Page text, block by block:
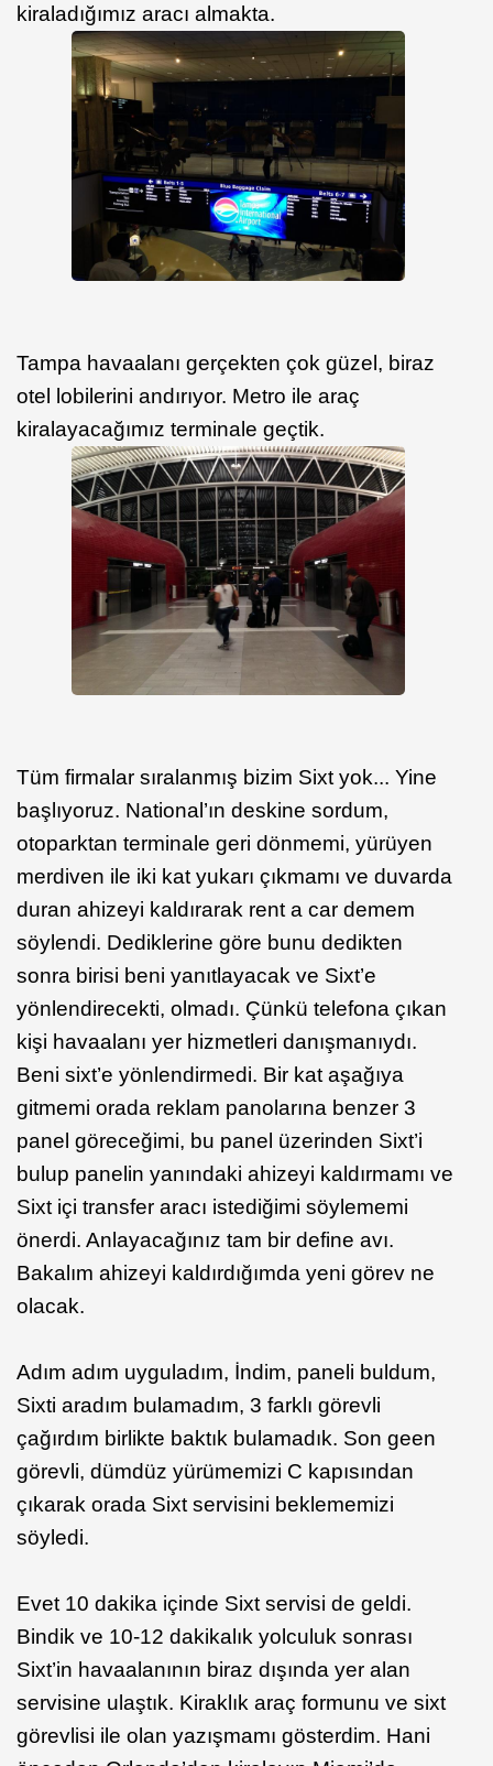
kiraladığımız aracı almakta.
Tampa havaalanı gerçekten çok güzel, biraz
otel lobilerini andırıyor. Metro ile araç
kiralayacağımız terminale geçtik.
Tüm firmalar sıralanmış bizim Sixt yok... Yine
başlıyoruz. National’ın deskine sordum,
otoparktan terminale geri dönmemi, yürüyen
merdiven ile iki kat yukarı çıkmamı ve duvarda
duran ahizeyi kaldırarak rent a car demem
söylendi. Dediklerine göre bunu dedikten
sonra birisi beni yanıtlayacak ve Sixt’e
yönlendirecekti, olmadı. Çünkü telefona çıkan
kişi havaalanı yer hizmetleri danışmanıydı.
Beni sixt’e yönlendirmedi. Bir kat aşağıya
gitmemi orada reklam panolarına benzer 3
panel göreceğimi, bu panel üzerinden Sixt’i
bulup panelin yanındaki ahizeyi kaldırmamı ve
Sixt içi transfer aracı istediğimi söylememi
önerdi. Anlayacağınız tam bir define avı.
Bakalım ahizeyi kaldırdığımda yeni görev ne
olacak.
Adım adım uyguladım, İndim, paneli buldum,
Sixti aradım bulamadım, 3 farklı görevli
çağırdım birlikte baktık bulamadık. Son geen
görevli, dümdüz yürümemizi C kapısından
çıkarak orada Sixt servisini beklememizi
söyledi.
Evet 10 dakika içinde Sixt servisi de geldi.
Bindik ve 10-12 dakikalık yolculuk sonrası
Sixt’in havaalanının biraz dışında yer alan
servisine ulaştık. Kiraklık araç formunu ve sixt
görevlisi ile olan yazışmamı gösterdim. Hani